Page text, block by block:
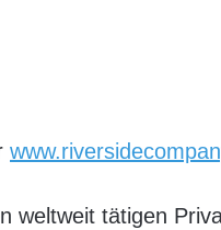
weltweit tätigen